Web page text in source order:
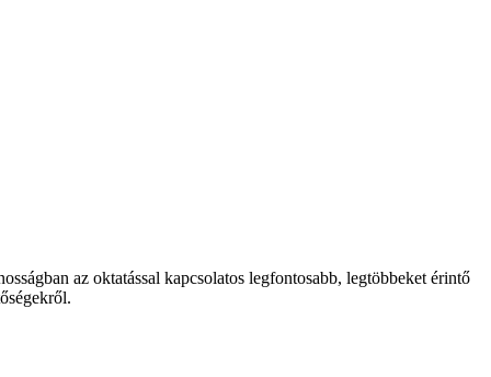
az oktatással kapcsolatos legfontosabb, legtöbbeket érintő